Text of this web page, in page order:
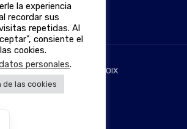
de autor © 2026 NETVOIX
la experiencia
recordar sus
repetidas. Al
consiente el
cookies.
personales.
de las cookies